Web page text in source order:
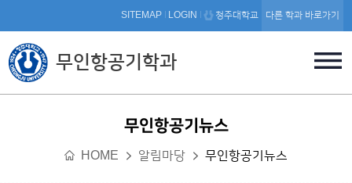
본문 바로가기
무인항공기학과
SITEMAP LOGIN 청주대학교 다른 학과 바로가기
무인항공기뉴스
HOME 알림마당 무인항공기뉴스